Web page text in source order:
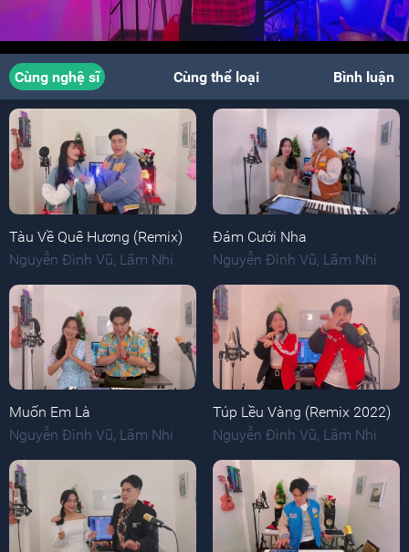
Cùng nghệ sĩ Cùng thể loại Bình luận
Tàu Về Quê Hương (Remix)
Nguyễn Đình Vũ Lâm Nhi
Đám Cưới Nha
Nguyễn Đình Vũ Lâm Nhi
Muốn Em Là
Nguyễn Đình Vũ, Lâm Nhi
Túp Lều Vàng (Remix 2022)
Nguyễn Đình Vũ, Lâm Nhi